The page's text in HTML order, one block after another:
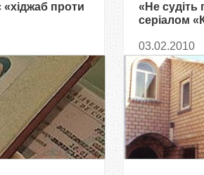
проти
«Не судіть
серіалом
03.02.2010